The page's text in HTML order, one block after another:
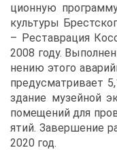
ци­он­ную
куль­ту­ры
– Ре­став­ра­ция
2008 го­ду.
не­нию это­го
преду­смат­ри­ва­ет
зда­ние му­зей­ной
по­ме­ще­ний для
я­тий. За­вер­ше­ние
2020 год.